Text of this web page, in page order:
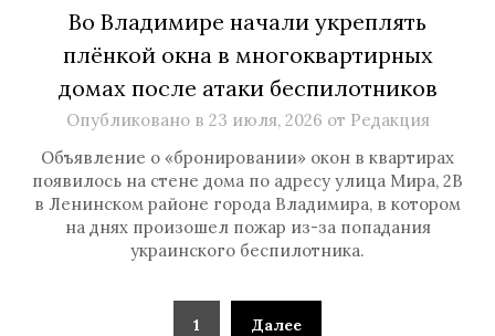
Во Владимире начали укреплять
плёнкой окна в многоквартирных
домах после атаки беспилотников
Опубликовано в 23 июля, 2026 от Редакция
Объявление о «бронировании» окон в квартирах
появилось на стене дома по адресу улица Мира, 2В
в Ленинском районе города Владимира, в котором
на днях произошел пожар из-за попадания
украинского беспилотника.
1 Далее